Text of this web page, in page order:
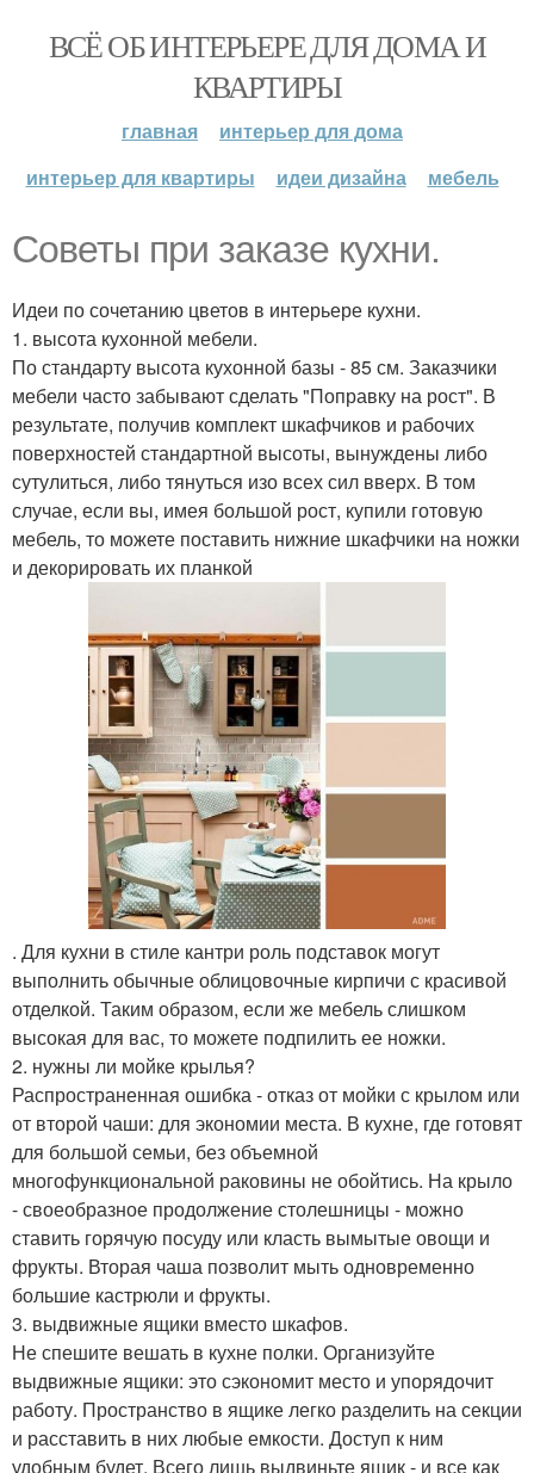
ВСЁ ОБ ИНТЕРЬЕРЕ ДЛЯ ДОМА И
КВАРТИРЫ
главная
интерьер для дома
интерьер для квартиры
идеи дизайна мебель
Советы при заказе кухни.
Идеи по сочетанию цветов в интерьере кухни.
1. высота кухонной мебели.
По стандарту высота кухонной базы - 85 см. Заказчики
мебели часто забывают сделать "Поправку на рост". В
результате, получив комплект шкафчиков и рабочих
поверхностей стандартной высоты, вынуждены либо
сутулиться, либо тянуться изо всех сил вверх. В том
случае, если вы, имея большой рост, купили готовую
мебель, то можете поставить нижние шкафчики на ножки
и декорировать их планкой
. Для кухни в стиле кантри роль подставок могут
выполнить обычные облицовочные кирпичи с красивой
отделкой. Таким образом, если же мебель слишком
высокая для вас, то можете подпилить ее ножки.
2. нужны ли мойке крылья?
Распространенная ошибка - отказ от мойки с крылом или
от второй чаши: для экономии места. В кухне, где готовят
для большой семьи, без объемной
многофункциональной раковины не обойтись. На крыло
- своеобразное продолжение столешницы - можно
ставить горячую посуду или класть вымытые овощи и
фрукты. Вторая чаша позволит мыть одновременно
большие кастрюли и фрукты.
3. выдвижные ящики вместо шкафов.
Не спешите вешать в кухне полки. Организуйте
выдвижные ящики: это сэкономит место и упорядочит
работу. Пространство в ящике легко разделить на секции
и расставить в них любые емкости. Доступ к ним
удобным будет. Всего лишь выдвиньте ящик - и все как